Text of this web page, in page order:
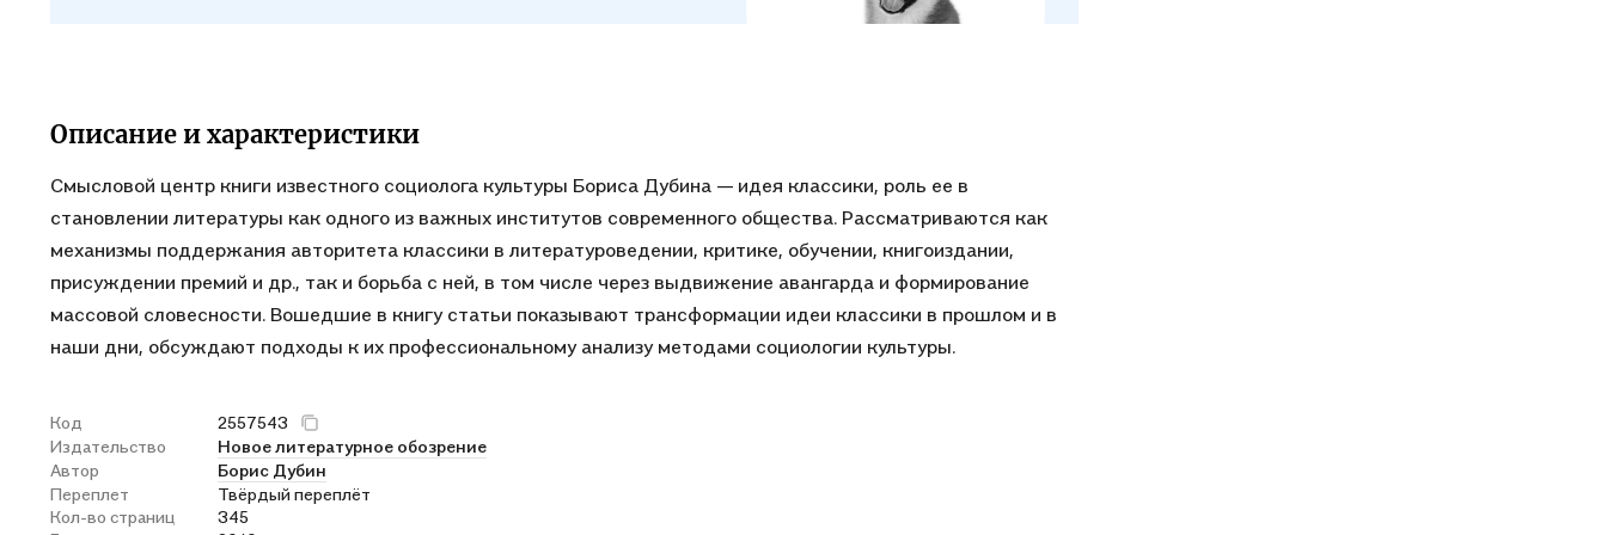
Описание и характеристики
Смысловой центр книги известного социолога культуры Бориса Дубина — идея классики, роль ее в
становлении литературы как одного из важных институтов современного общества. Рассматриваются как
механизмы поддержания авторитета классики в литературоведении, критике, обучении, книгоиздании,
присуждении премий и др., так и борьба с ней, в том числе через выдвижение авангарда и формирование
массовой словесности. Вошедшие в книгу статьи показывают трансформации идеи классики в прошлом и в
наши дни, обсуждают подходы к их профессиональному анализу методами социологии культуры.
Код
2557543
Издательство
Новое литературное обозрение
Автор
Борис Дубин
Переплет
Твёрдый переплёт
Кол-во страниц
345